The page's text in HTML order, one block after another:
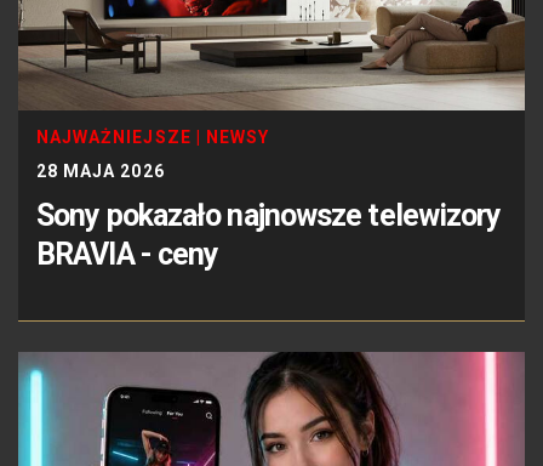
NAJWAŻNIEJSZE
NEWSY
28 MAJA 2026
Sony pokazało najnowsze telewizory
BRAVIA - ceny